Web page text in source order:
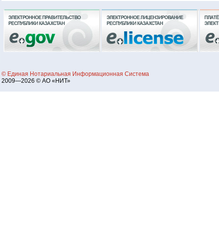
© Единая Нотариальная Информационная Система
2009—2026 © АО «НИТ»